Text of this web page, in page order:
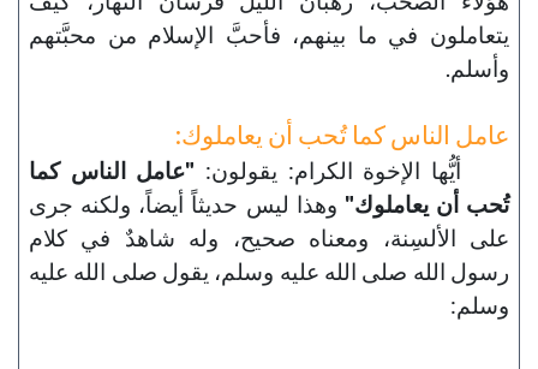
يتعاملون في ما بينهم، فأحبَّ الإسلام من محبَّتهم
وأسلم.
عامل الناس كما تُحب أن يعاملوك:
أيُّها الإخوة الكرام: يقولون: "عامل الناس كما
تُحب أن يعاملوك" وهذا ليس حديثاً أيضاً، ولكنه جرى
على الألسِنة، ومعناه صحيح، وله شاهدٌ في كلام
رسول الله صلى الله عليه وسلم، يقول صلى الله عليه
وسلم: